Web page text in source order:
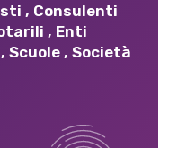
, Consulenti
, Enti
, Scuole , Società